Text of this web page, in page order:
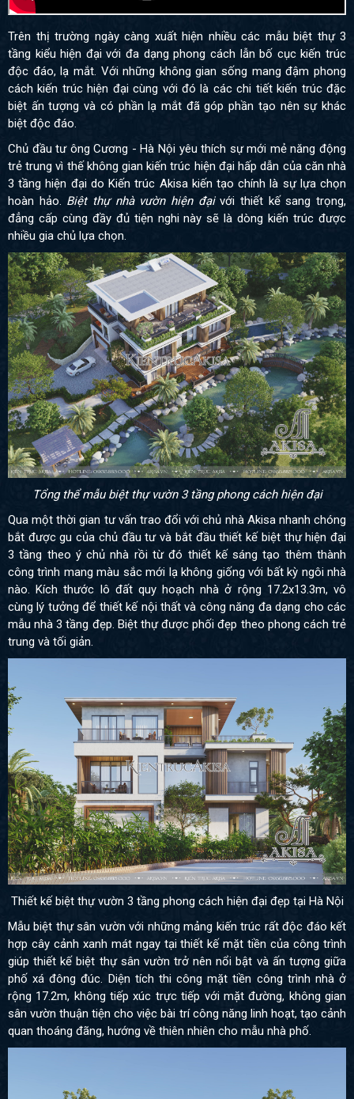
Trên thị trường ngày càng xuất hiện nhiều các mẫu biệt thự 3
tầng kiểu hiện đại với đa dạng phong cách lẫn bố cục kiến trúc
độc đáo, lạ mắt. Với những không gian sống mang đậm phong
cách kiến trúc hiện đại cùng với đó là các chi tiết kiến trúc đặc
biệt ấn tượng và có phần lạ mắt đã góp phần tạo nên sự khác
biệt độc đáo.
Chủ đầu tư ông Cương - Hà Nội yêu thích sự mới mẻ năng động
trẻ trung vì thế không gian kiến trúc hiện đại hấp dẫn của căn nhà
3 tầng hiện đại do Kiến trúc Akisa kiến tạo chính là sự lựa chọn
hoàn hảo. Biệt thự nhà vườn hiện đạivới thiết kế sang trọng,
đẳng cấp cùng đầy đủ tiện nghi này sẽ là dòng kiến trúc được
nhiều gia chủ lựa chọn.
Tổng thể mẫu biệt thự vườn 3 tầng phong cách hiện đại
Qua một thời gian tư vấn trao đổi với chủ nhà Akisa nhanh chóng
bắt được gu của chủ đầu tư và bắt đầu thiết kế biệt thự hiện đại
3 tầng theo ý chủ nhà rồi từ đó thiết kế sáng tạo thêm thành
công trình mang màu sắc mới lạ không giống với bất kỳ ngôi nhà
nào. Kích thước lô đất quy hoạch nhà ở rộng 17.2x13.3m, vô
cùng lý tưởng để thiết kế nội thất và công năng đa dạng cho các
mẫu nhà 3 tầng đẹp. Biệt thự được phối đẹp theo phong cách trẻ
trung và tối giản.
Thiết kế biệt thự vườn 3 tầng phong cách hiện đại đẹp tại Hà Nội
Mẫu biệt thự sân vườn với những mảng kiến trúc rất độc đáo kết
hợp cây cảnh xanh mát ngay tại thiết kế mặt tiền của công trình
giúp thiết kế biệt thự sân vườn trở nên nổi bật và ấn tượng giữa
phố xá đông đúc. Diện tích thi công mặt tiền công trình nhà ở
rộng 17.2m, không tiếp xúc trực tiếp với mặt đường, không gian
sân vườn thuận tiện cho việc bài trí công năng linh hoạt, tạo cảnh
quan thoáng đãng, hướng về thiên nhiên cho mẫu nhà phố.